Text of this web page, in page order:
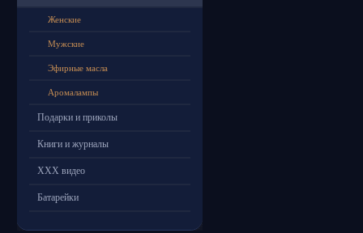
Женские
Мужские
Эфирные масла
Аромалампы
Подарки и приколы
Книги и журналы
ХХХ видео
Батарейки